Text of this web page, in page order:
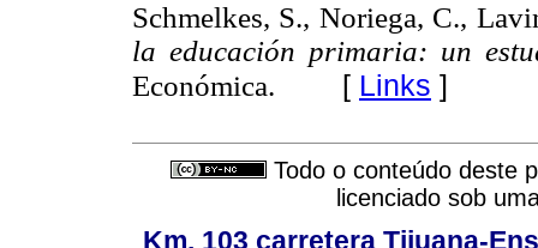
Schmelkes, S., Noriega, C.,
la educación primaria: un
Económica. [ Links ]
Todo o conteúdo deste
licenciado sob
Km. 103 carretera Tijuana-